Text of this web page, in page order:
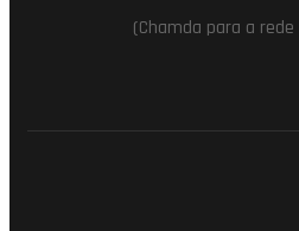
(Chamda para a